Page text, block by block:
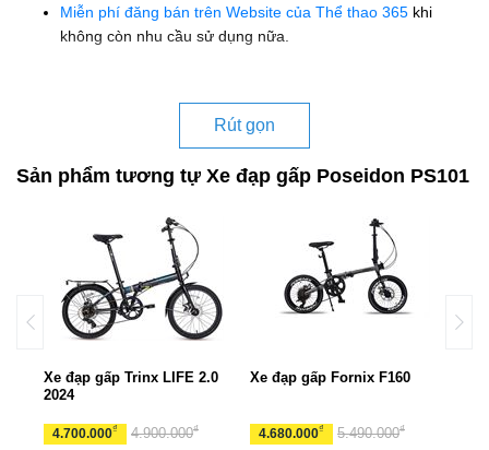
Miễn phí đăng bán trên Website của Thể thao 365 khi
không còn nhu cầu sử dụng nữa.
Rút gọn
Sản phẩm tương tự Xe đạp gấp Poseidon PS101
Xe đạp gấp Trinx LIFE 2.0
2024
4.700.000₫ 4.900.000₫
Xe đạp gấp Fornix F160
4.680.000₫ 5.490.000₫